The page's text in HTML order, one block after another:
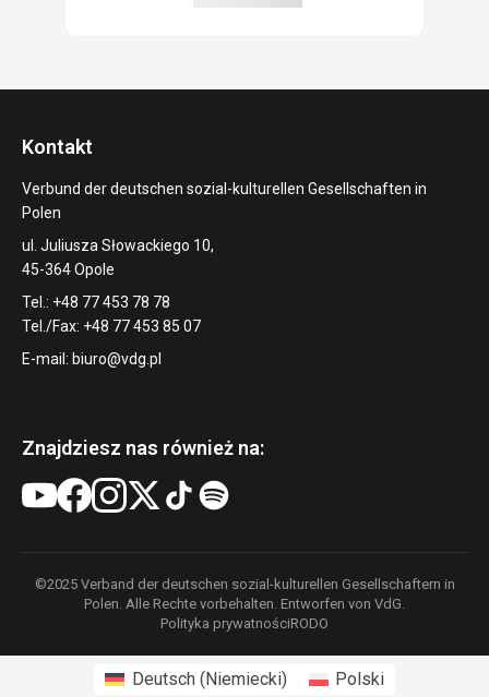
Kontakt
Verbund der deutschen sozial-kulturellen Gesellschaften in
Polen
ul. Juliusza Słowackiego 10,
45-364 Opole
Tel.: +48 77 453 78 78
Tel./Fax: +48 77 453 85 07
E-mail: biuro@vdg.pl
Znajdziesz nas również na:
©2025 Verband der deutschen sozial-kulturellen Gesellschaftern in
Polen. Alle Rechte vorbehalten. Entworfen von VdG.
Polityka prywatnościRODO
Deutsch(Niemiecki) Polski